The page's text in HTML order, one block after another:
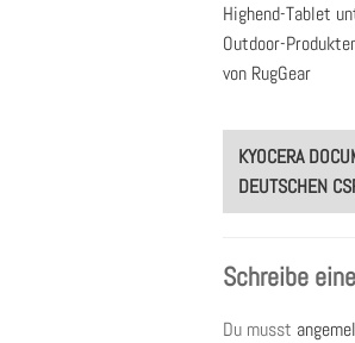
Highend-Tablet
Outdoor-
von RugGear
Post
navigation
KYOCERA
DEUTSCHEN
Schreibe
Du musst